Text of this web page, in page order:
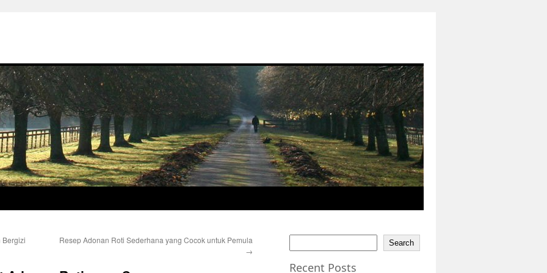
Bergizi
Resep Adonan Roti Sederhana yang Cocok untuk Pemula
→
Search
Recent Posts